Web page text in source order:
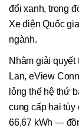
đổi xanh, trong
Xe điện Quốc
ngành.
Nhằm giải quyết
Lan, eView
lỏng thế hệ thứ
cung cấp hai
66,67 kWh —